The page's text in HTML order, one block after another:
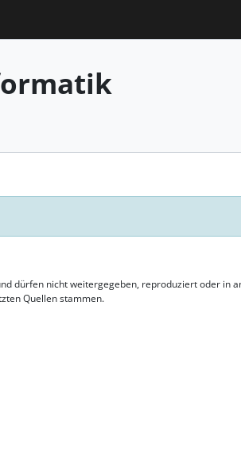
dürfen nicht weitergegeben, reproduziert oder in
Quellen stammen.